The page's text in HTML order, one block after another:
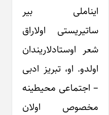
ایناملی بیر
ساتیریستی اولاراق
شعر اوستادلاریندان
اولدو. او، تبریز ادبی
– اجتماعی محیطینه
مخصوص اولان